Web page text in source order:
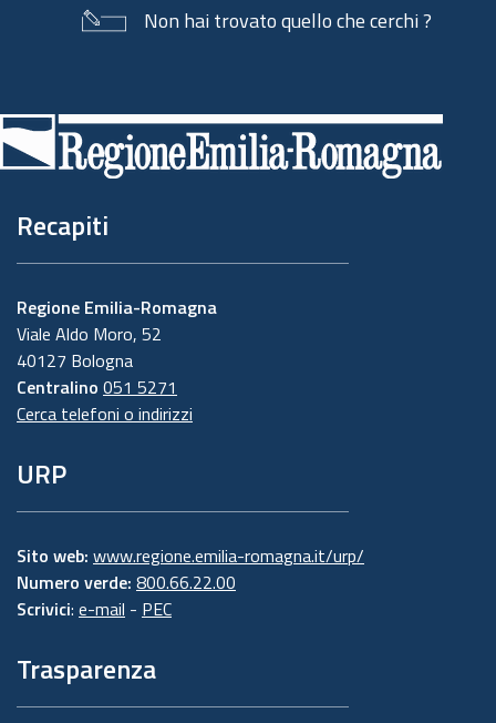
Non hai trovato quello che cerchi ?
di
pagina
Recapiti
Regione Emilia-Romagna
Viale Aldo Moro, 52
40127 Bologna
Centralino 051 5271
Cerca telefoni o indirizzi
URP
Sito web: www.regione.emilia-romagna.it/urp/
Numero verde: 800.66.22.00
Scrivici: e-mail - PEC
Trasparenza